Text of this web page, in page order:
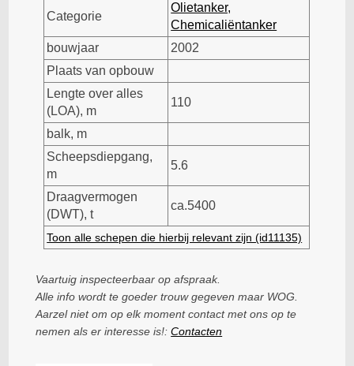
Categorie
Olietanker,
Chemicaliëntanker
bouwjaar
2002
Plaats van opbouw
Lengte over alles
(LOA), m
110
balk, m
Scheepsdiepgang,
m
5.6
Draagvermogen
(DWT), t
ca.5400
Toon alle schepen die hierbij relevant zijn (id11135)
Vaartuig inspecteerbaar op afspraak.
Alle info wordt te goeder trouw gegeven maar WOG.
Aarzel niet om op elk moment contact met ons op te
nemen als er interesse is!:Contacten